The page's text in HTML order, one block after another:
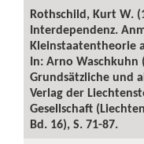
Rothschild, Kurt W.
Interdependenz.
Kleinstaatentheorie
In: Arno Waschkuhn
Grundsätzliche und
Verlag der
Gesellschaft
Bd. 16), S. 71-87.